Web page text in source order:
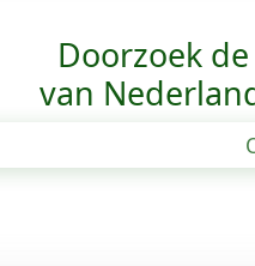
Doorzoek
van